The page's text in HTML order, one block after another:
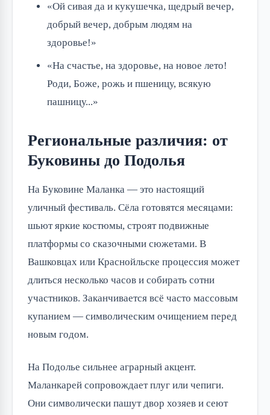
«Ой сивая да и кукушечка, щедрый вечер,
добрый вечер, добрым людям на
здоровье!»
«На счастье, на здоровье, на новое лето!
Роди, Боже, рожь и пшеницу, всякую
пашницу...»
Региональные различия: от
Буковины до Подолья
На Буковине Маланка — это настоящий
уличный фестиваль. Сёла готовятся месяцами:
шьют яркие костюмы, строят подвижные
платформы со сказочными сюжетами. В
Вашковцах или Краснойльске процессия может
длиться несколько часов и собирать сотни
участников. Заканчивается всё часто массовым
купанием — символическим очищением перед
новым годом.
На Подолье сильнее аграрный акцент.
Маланкарей сопровождает плуг или чепиги.
Они символически пашут двор хозяев и сеют